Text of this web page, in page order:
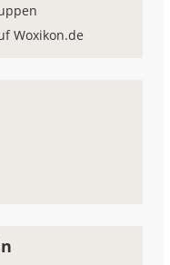
Woxikon.de